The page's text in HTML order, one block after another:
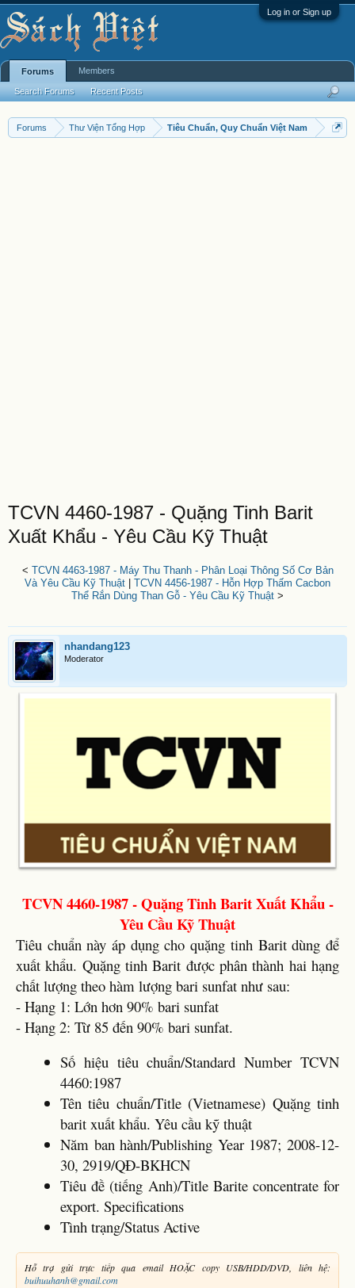
Log in or Sign up
Forums Thư Viện Tổng Hợp Tiêu Chuẩn, Quy Chuẩn Việt Nam
TCVN 4460-1987 - Quặng Tinh Barit
Xuất Khẩu - Yêu Cầu Kỹ Thuật
< TCVN 4463-1987 - Máy Thu Thanh - Phân Loại Thông Số Cơ Bản
Và Yêu Cầu Kỹ Thuật
TCVN 4456-1987 - Hỗn Hợp Thấm Cacbon
Thể Rắn Dùng Than Gỗ - Yêu Cầu Kỹ Thuật >
nhandang123
Moderator
TCVN 4460-1987 - Quặng Tinh Barit Xuất Khẩu -
Yêu Cầu Kỹ Thuật
Tiêu chuẩn này áp dụng cho quặng tinh Barit dùng để
xuất khẩu. Quặng tinh Barit được phân thành hai hạng
chất lượng theo hàm lượng bari sunfat như sau:
- Hạng 1: Lớn hơn 90% bari sunfat
- Hạng 2: Từ 85 đến 90% bari sunfat.
Số hiệu tiêu chuẩn/Standard Number TCVN
4460:1987
Tên tiêu chuẩn/Title (Vietnamese) Quặng tinh
barit xuất khẩu. Yêu cầu kỹ thuật
Năm ban hành/Publishing Year 1987; 2008-12-
30, 2919/QĐ-BKHCN
Tiêu đề (tiếng Anh)/Title Barite concentrate for
export. Specifications
Tình trạng/Status Active
Hỗ trợ gửi trực tiếp qua email HOẶC copy USB/HDD/DVD, liên hệ:
buihuuhanh@gmail.com
Forums
Search Forums Recent Posts
Members